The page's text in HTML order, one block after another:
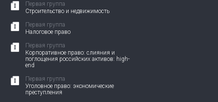
Первая группа
Строительство и недвижимость
Первая группа
Налоговое право
Первая группа
Корпоративное право: слияния и
поглощения российских активов: high-
end
Первая группа
Уголовное право: экономические
преступления